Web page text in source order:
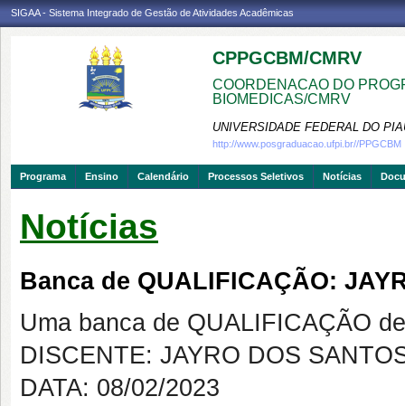
SIGAA - Sistema Integrado de Gestão de Atividades Acadêmicas
CPPGCBM/CMRV
COORDENACAO DO
BIOMEDICAS/CMRV
UNIVERSIDADE FEDERAL DO
http://www.posgraduacao.ufpi.br//PPGCBM
Programa Ensino Calendário Processos Seletivos Notícias
Notícias
Banca de QUALIFICAÇÃO:
Uma banca de QUALIFICAÇÃO
DISCENTE: JAYRO DOS
DATA: 08/02/2023